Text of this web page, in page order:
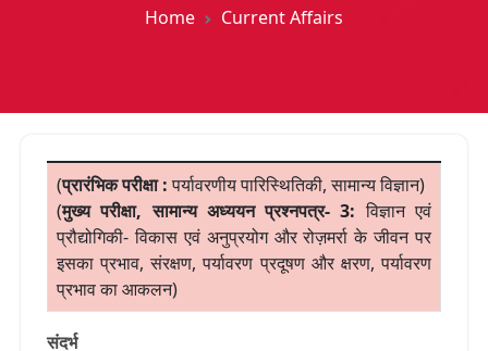
Home Current Affairs
(प्रारंभिक परीक्षा :पर्यावरणीय पारिस्थितिकी, सामान्य विज्ञान)
(मुख्य परीक्षा, सामान्य अध्ययन प्रश्नपत्र- 3: विज्ञान एवं
प्रौद्योगिकी- विकास एवं अनुप्रयोग और रोज़मर्रा के जीवन पर
इसका प्रभाव, संरक्षण, पर्यावरण प्रदूषण और क्षरण, पर्यावरण
प्रभाव का आकलन)
संदर्भ